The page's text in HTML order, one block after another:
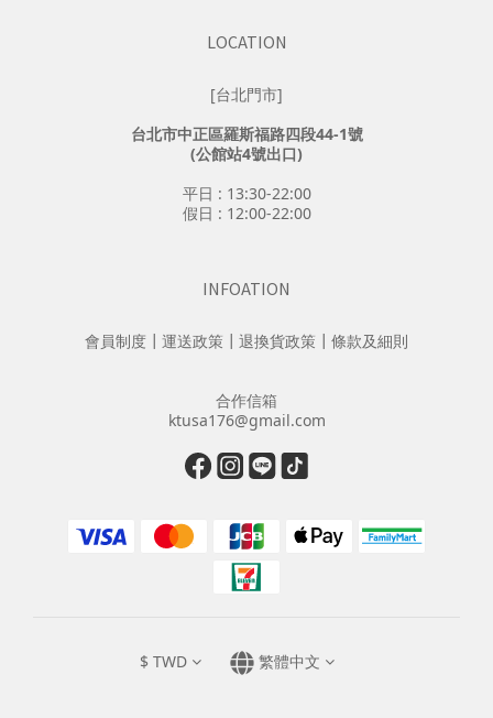
LOCATION
[台北門市]
台北市中正區羅斯福路四段44-1號
(公館站4號出口)
平日 : 13:30-22:00
假日 : 12:00-22:00
INFOATION
會員制度 ┃ 運送政策 ┃ 退換貨政策 ┃ 條款及細則
合作信箱
ktusa176@gmail.com
$ TWD 繁體中文